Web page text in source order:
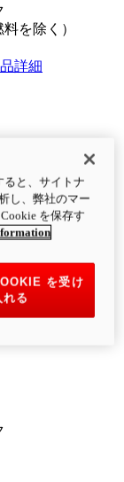
を除く）
詳細
詳細
料を除く）
ると、サイトナ
し、弊社のマー
を保存す
を受け
れる